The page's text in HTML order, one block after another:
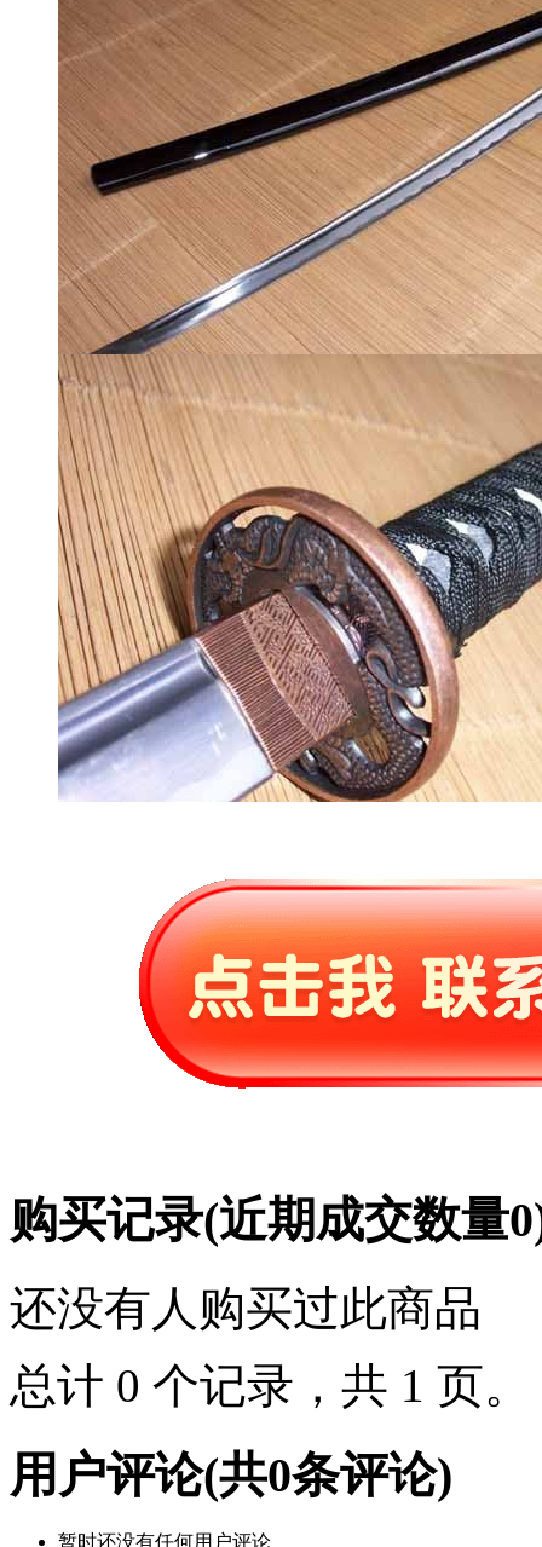
购买记录(近期成交数量0
还没有人购买过此商品
总计 0 个记录，共 1 页。
用户评论(共0条评论)
暂时还没有任何用户评论